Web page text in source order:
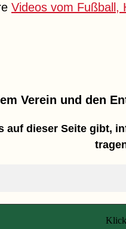
Videos vom Fußball,
Verein und den
auf dieser Seite gibt,